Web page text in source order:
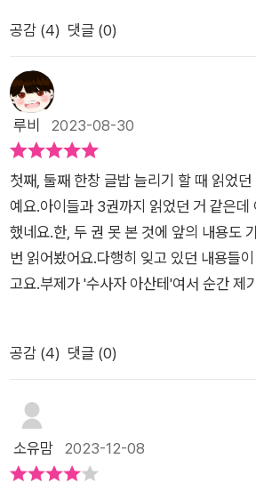
는 사람 마음대로인데 피해는 오해 받은
감이 든다. 나도 언제나(지금도) 동생을
되고, 그 동생 덕분에 힘과 용기를 얻게 되
동생도 어느 날 보니 이미 나보다 더 어른
는 사자의 용맹함을 부각시키는 그림 동
위해 달리면서 출산을 하다니... 갓 태어난
수 있다니... 어릴 적 동물 다큐멘터리를
독수리가 등장해서 반가웠다. 사체를 뼈
게 먹어 치운다. 낭비라곤 없는 초원의 순
할에는 인간사회에 없는 완벽함이 있었
소문의 근원이자 퍼트리는 역할이라는
이 표현된 내용도 있지만, 실제로는 그렇
이다. 도저히 말을 참지 못하고 아는 걸
숭이 캐릭터가 재미있다. 나는 수다가 어
사람들을 좋아한다. 악의적인 가짜뉴스를
에 비하며 원숭이들은 사랑스럽다. 그림
공감 (4) 댓글 (0)
루비 2023-08-30
첫째, 둘째 한창 글밥 늘리기 할 때 읽었
예요.아이들과 3권까지 읽었던 거 같은
했네요.한, 두 권 못 본 것에 앞의 내용도
번 읽어봤어요.다행히 잊고 있던 내용들
고요.부제가 '수사자 아산테'여서 순간 제
게 싸웠던 아산테 아저씨는 분명 초원으
요.알고 보니 와니니 무리의 가장 큰 아들
자와는 다르게 언젠가는 무리를 떠나야
테와 동생 후루를 통해 보여줘요.초원에
는 아산테라는 이름 때문에 곤욕을 겪게
공감 (4) 댓글 (0)
소유맘 2023-12-08